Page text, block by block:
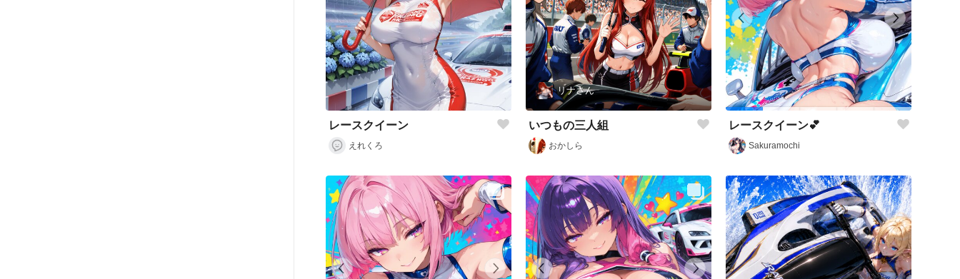
レースクイーン
えれくろ
リナさん
いつもの三人組
おかしら
レースクイーン💕
Sakuramochi